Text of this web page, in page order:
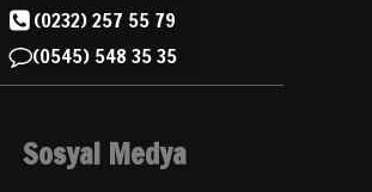
(0232) 257 55 79
(0545) 548 35 35
Sosyal Medya